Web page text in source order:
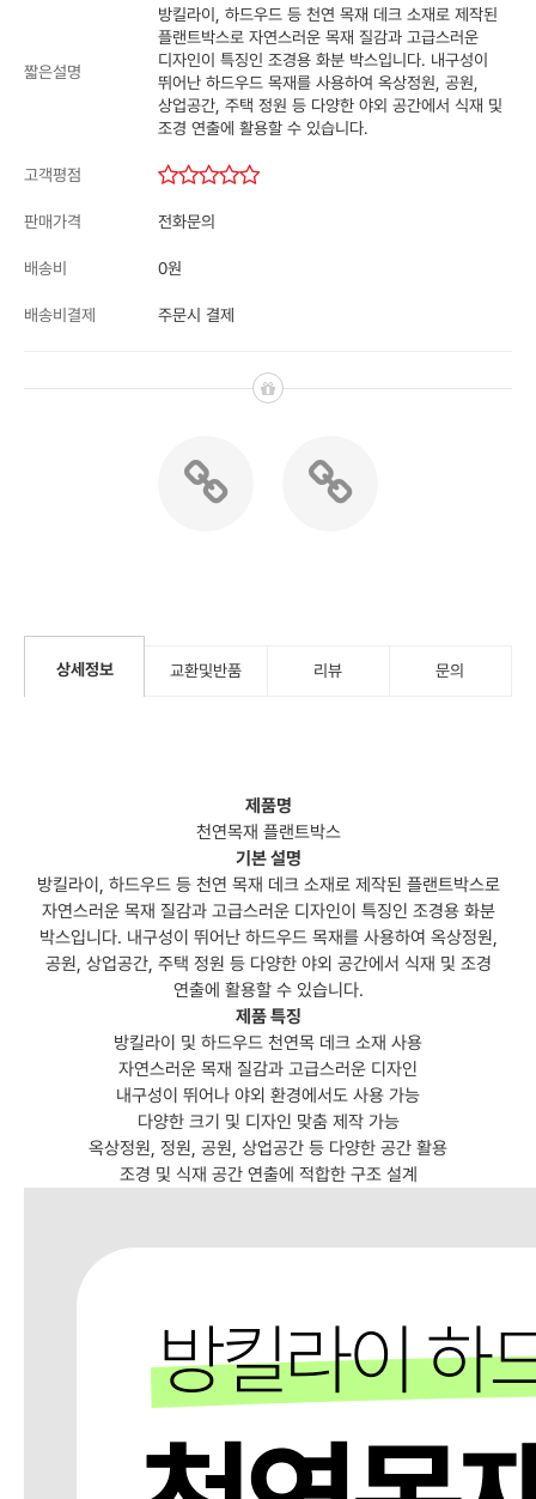
짧은설명
방킬라이, 하드우드 등 천연 목재 데크 소재로 제작된
플랜트박스로 자연스러운 목재 질감과 고급스러운
디자인이 특징인 조경용 화분 박스입니다. 내구성이
뛰어난 하드우드 목재를 사용하여 옥상정원, 공원,
상업공간, 주택 정원 등 다양한 야외 공간에서 식재 및
조경 연출에 활용할 수 있습니다.
고객평점
판매가격 전화문의
배송비 0원
배송비결제 주문시 결제
상세정보 교환및반품 리뷰 문의
제품명
천연목재 플랜트박스
기본 설명
방킬라이, 하드우드 등 천연 목재 데크 소재로 제작된 플랜트박스로
자연스러운 목재 질감과 고급스러운 디자인이 특징인 조경용 화분
박스입니다. 내구성이 뛰어난 하드우드 목재를 사용하여 옥상정원,
공원, 상업공간, 주택 정원 등 다양한 야외 공간에서 식재 및 조경
연출에 활용할 수 있습니다.
제품 특징
방킬라이 및 하드우드 천연목 데크 소재 사용
자연스러운 목재 질감과 고급스러운 디자인
내구성이 뛰어나 야외 환경에서도 사용 가능
다양한 크기 및 디자인 맞춤 제작 가능
옥상정원, 정원, 공원, 상업공간 등 다양한 공간 활용
조경 및 식재 공간 연출에 적합한 구조 설계